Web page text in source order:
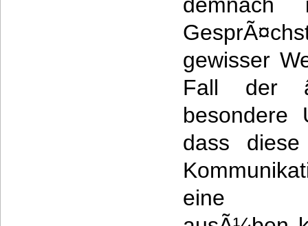
gewisser
Fall der
besondere
dass
eine